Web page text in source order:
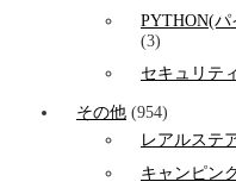
PYTHON(
(3)
セキュリティ
その他 (954)
レアルステ
キャンピン